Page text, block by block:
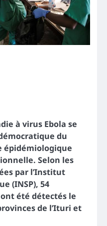
à virus Ebola se
du
épidémiologique
Selon les
par l’Institut
(INSP), 54
été détectés le
de l’Ituri et